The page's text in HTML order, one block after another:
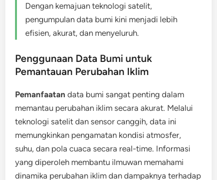
Dengan kemajuan teknologi satelit,
pengumpulan data bumi kini menjadi lebih
efisien, akurat, dan menyeluruh.
Penggunaan Data Bumi untuk
Pemantauan Perubahan Iklim
Pemanfaatan data bumi sangat penting dalam
memantau perubahan iklim secara akurat. Melalui
teknologi satelit dan sensor canggih, data ini
memungkinkan pengamatan kondisi atmosfer,
suhu, dan pola cuaca secara real-time. Informasi
yang diperoleh membantu ilmuwan memahami
dinamika perubahan iklim dan dampaknya terhadap